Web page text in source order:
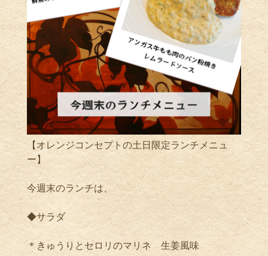
【オレンジコンセプトの土日限定ランチメニュ
ー】
今週末のランチは、
◆サラダ
＊きゅうりとセロリのマリネ 生姜風味